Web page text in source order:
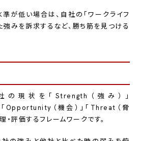
が低い場合は、自社の「ワークライフ
強みを訴求するなど、勝ち筋を見つける
の現状を「Strength（強み）」
「Opportunity（機会）」「Threat（脅
・評価するフレームワークです。